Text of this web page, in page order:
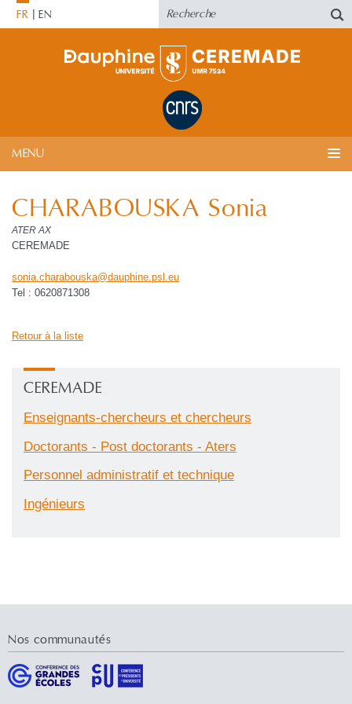
FR EN
MENU
CHARABOUSKA Sonia
ATER AX
CEREMADE
sonia.charabouska@dauphine.psl .eu
Tel : 0620871308
Retour à la liste
CEREMADE
Enseignants-chercheurs et chercheurs
Doctorants - Post doctorants - Aters
Personnel administratif et technique
Ingénieurs
Nos communautés